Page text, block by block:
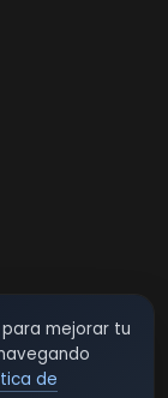
mejorar tu
de